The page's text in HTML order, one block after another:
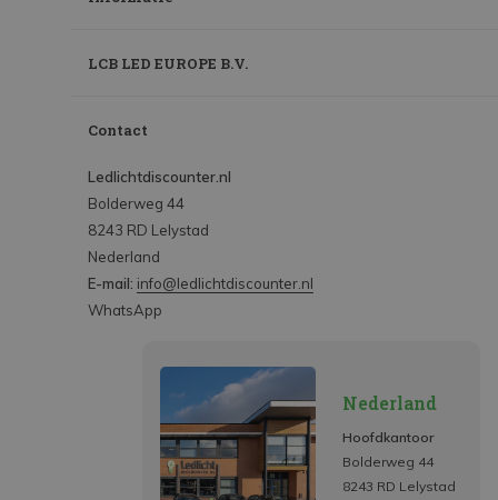
LCB LED EUROPE B.V.
Contact
Ledlichtdiscounter.nl
Bolderweg 44
8243 RD Lelystad
Nederland
E-mail: info@ledlichtdiscounter.nl
WhatsApp
Nederland
Hoofdkantoor
Bolderweg 44
8243 RD Lelystad